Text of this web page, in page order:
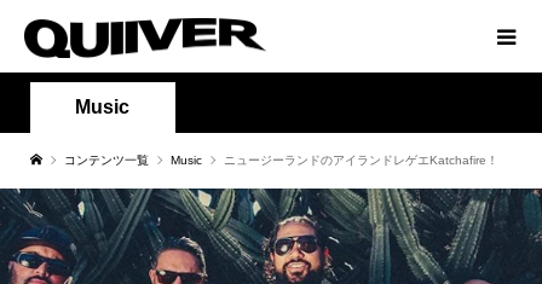
Music
コンテンツ一覧 Music ニュージーランドのアイランドレゲエKatchafire！